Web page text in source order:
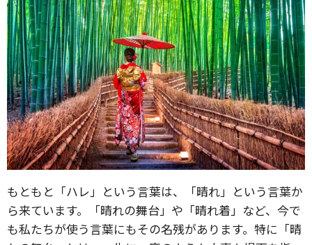
もともと「ハレ」という言葉は、「晴れ」という言葉か
ら来ています。「晴れの舞台」や「晴れ着」など、今で
も私たちが使う言葉にもその名残があります。特に「晴